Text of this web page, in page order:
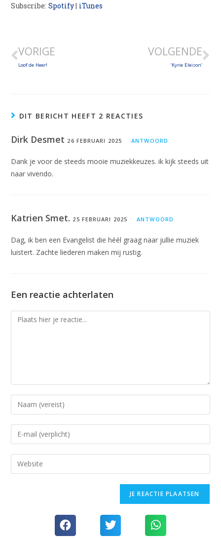
Subscribe: Spotify| iTunes
VORIGE
Loof de Heer!
VOLGENDE
‘Kyrie Eleison’
DIT BERICHT HEEFT 2 REACTIES
Dirk Desmet 26 FEBRUARI 2025 ANTWOORD
Dank je voor de steeds mooie muziekkeuzes. ik kijk steeds uit
naar vivendo.
Katrien Smet. 25 FEBRUARI 2025 ANTWOORD
Dag, ik ben een Evangelist die héél graag naar jullie muziek
luistert. Zachte liederen maken mij rustig.
Een reactie achterlaten